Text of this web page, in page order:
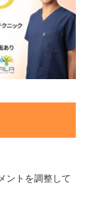
ントを調整して